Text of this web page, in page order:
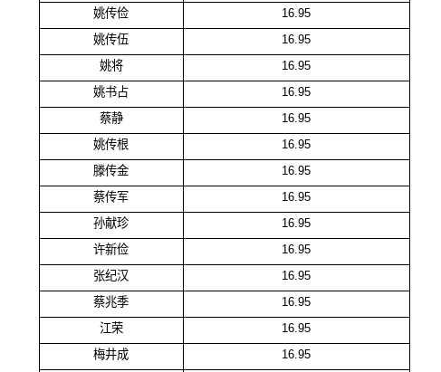
姚传俭
16.95
姚传伍
16.95
姚将
16.95
姚书占
16.95
蔡静
16.95
姚传根
16.95
滕传金
16.95
蔡传军
16.95
孙献珍
16.95
许新俭
16.95
张纪汉
16.95
蔡兆季
16.95
江荣
16.95
梅井成
16.95